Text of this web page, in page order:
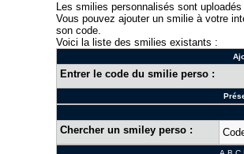
Les smilies personnalisés sont
Vous pouvez ajouter un smilie à votre
son code.
Voici la liste des smilies existants :
Entrer le code du smilie perso :
Chercher un smiley perso :